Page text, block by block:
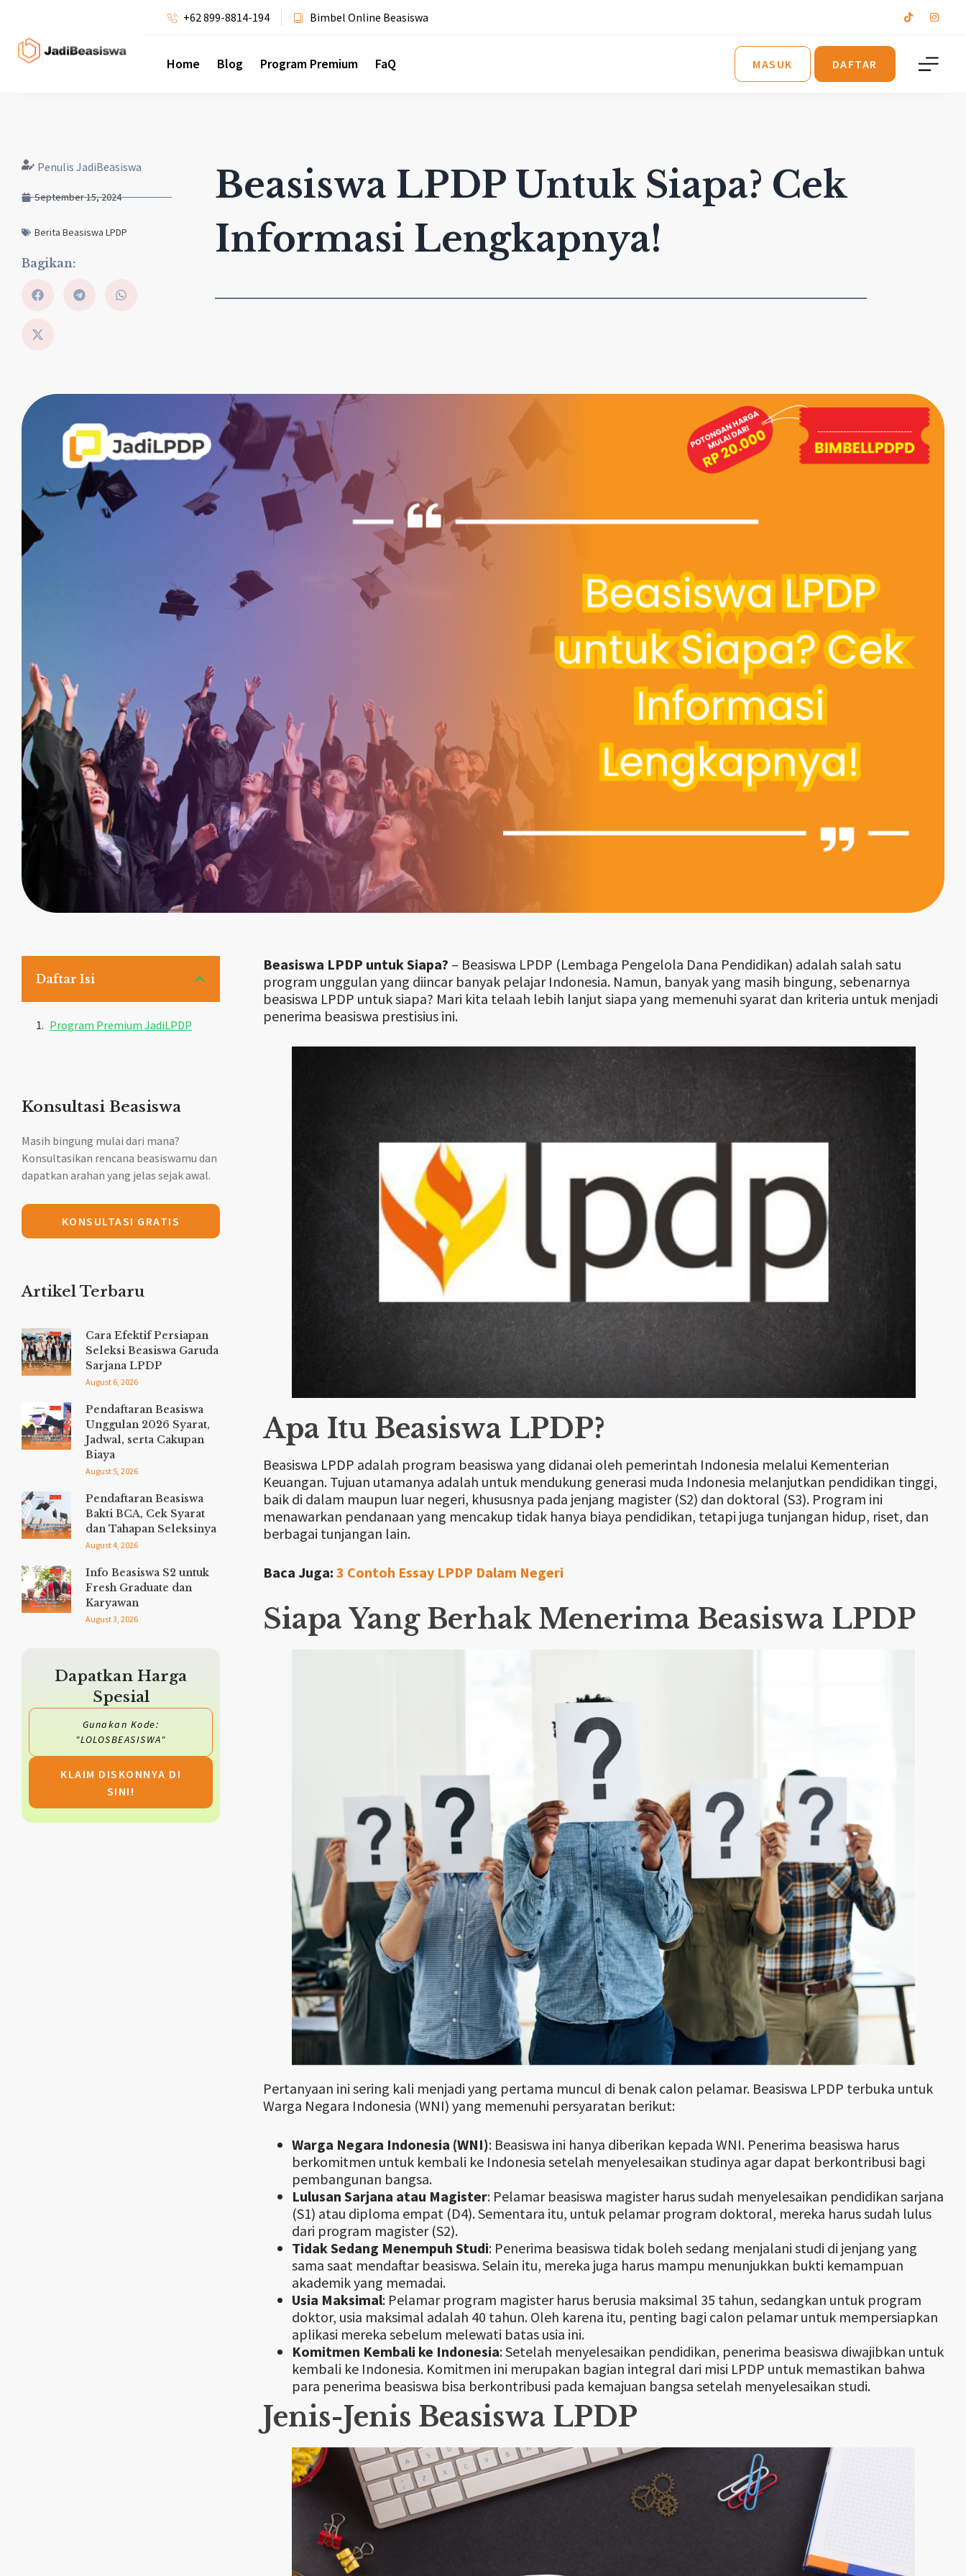
+62 899-8814-194 Bimbel Online Beasiswa
Home Blog Program Premium FaQ MASUK DAFTAR
Penulis JadiBeasiswa
September 15, 2024
Berita Beasiswa LPDP
Bagikan:
Beasiswa LPDP Untuk Siapa? Cek
Informasi Lengkapnya!
Daftar Isi
Program Premium JadiLPDP
Konsultasi Beasiswa
Masih bingung mulai dari mana?
Konsultasikan rencana beasiswamu dan
dapatkan arahan yang jelas sejak awal.
KONSULTASI GRATIS
Artikel Terbaru
Cara Efektif Persiapan
Seleksi Beasiswa Garuda
Sarjana LPDP
August 6, 2026
Pendaftaran Beasiswa
Unggulan 2026 Syarat,
Jadwal, serta Cakupan
Biaya
August 5, 2026
Pendaftaran Beasiswa
Bakti BCA, Cek Syarat
dan Tahapan Seleksinya
August 4, 2026
Info Beasiswa S2 untuk
Fresh Graduate dan
Karyawan
August 3, 2026
Dapatkan Harga
Spesial
Gunakan Kode:
"LOLOSBEASISWA"
KLAIM DISKONNYA DI
SINI!
Beasiswa LPDP untuk Siapa? – Beasiswa LPDP (Lembaga Pengelola Dana Pendidikan) adalah salah satu
program unggulan yang diincar banyak pelajar Indonesia. Namun, banyak yang masih bingung, sebenarnya
beasiswa LPDP untuk siapa? Mari kita telaah lebih lanjut siapa yang memenuhi syarat dan kriteria untuk menjadi
penerima beasiswa prestisius ini.
Apa Itu Beasiswa LPDP?
Beasiswa LPDP adalah program beasiswa yang didanai oleh pemerintah Indonesia melalui Kementerian
Keuangan. Tujuan utamanya adalah untuk mendukung generasi muda Indonesia melanjutkan pendidikan tinggi,
baik di dalam maupun luar negeri, khususnya pada jenjang magister (S2) dan doktoral (S3). Program ini
menawarkan pendanaan yang mencakup tidak hanya biaya pendidikan, tetapi juga tunjangan hidup, riset, dan
berbagai tunjangan lain.
Baca Juga: 3 Contoh Essay LPDP Dalam Negeri
Siapa Yang Berhak Menerima Beasiswa LPDP
Pertanyaan ini sering kali menjadi yang pertama muncul di benak calon pelamar. Beasiswa LPDP terbuka untuk
Warga Negara Indonesia (WNI) yang memenuhi persyaratan berikut:
Warga Negara Indonesia (WNI): Beasiswa ini hanya diberikan kepada WNI. Penerima beasiswa harus
berkomitmen untuk kembali ke Indonesia setelah menyelesaikan studinya agar dapat berkontribusi bagi
pembangunan bangsa.
Lulusan Sarjana atau Magister: Pelamar beasiswa magister harus sudah menyelesaikan pendidikan sarjana
(S1) atau diploma empat (D4). Sementara itu, untuk pelamar program doktoral, mereka harus sudah lulus
dari program magister (S2).
Tidak Sedang Menempuh Studi: Penerima beasiswa tidak boleh sedang menjalani studi di jenjang yang
sama saat mendaftar beasiswa. Selain itu, mereka juga harus mampu menunjukkan bukti kemampuan
akademik yang memadai.
Usia Maksimal: Pelamar program magister harus berusia maksimal 35 tahun, sedangkan untuk program
doktor, usia maksimal adalah 40 tahun. Oleh karena itu, penting bagi calon pelamar untuk mempersiapkan
aplikasi mereka sebelum melewati batas usia ini.
Komitmen Kembali ke Indonesia: Setelah menyelesaikan pendidikan, penerima beasiswa diwajibkan untuk
kembali ke Indonesia. Komitmen ini merupakan bagian integral dari misi LPDP untuk memastikan bahwa
para penerima beasiswa bisa berkontribusi pada kemajuan bangsa setelah menyelesaikan studi.
Jenis-Jenis Beasiswa LPDP